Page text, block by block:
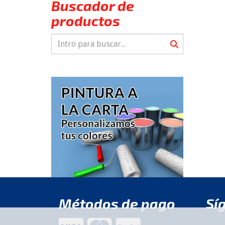
Buscador de
productos
Métodos de pago